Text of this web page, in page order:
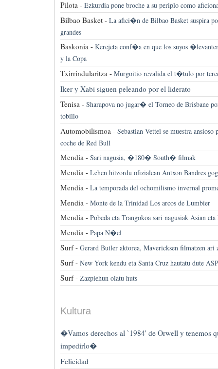
Pilota - Ezkurdia pone broche a su periplo como
Bilbao Basket - La afici�n de Bilbao Basket suspira
grandes
Baskonia - Kerejeta conf�a en que los suyos
y la Copa
Txirrindularitza - Murgoitio revalida el t�tulo por
Iker y Xabi siguen peleando por el liderato
Tenisa - Sharapova no jugar� el Torneo de Brisbane
tobillo
Automobilismoa - Sebastian Vettel se muestra
coche de Red Bull
Mendia - Sari nagusia, �180� South� filmak
Mendia - Lehen hitzordu ofizialean Antxon Bandres
Mendia - La temporada del ochomilismo invernal
Mendia - Monte de la Trinidad Los arcos de Lumbier
Mendia - Pobeda eta Trangokoa sari nagusiak Asian
Mendia - Papa N�el
Surf - Gerard Butler aktorea, Mavericksen filmatzen ari
Surf - New York kendu eta Santa Cruz hautatu dute
Surf - Zazpiehun olatu huts
Kultura
�Vamos derechos al `1984' de Orwell y tenemos
impedirlo�
Felicidad